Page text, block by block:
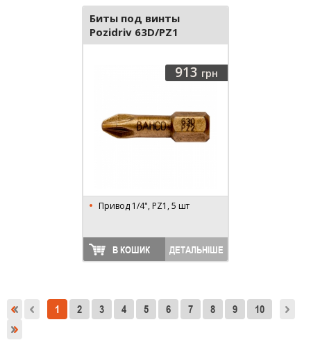
Биты под винты
Pozidriv 63D/PZ1
913 грн
Привод 1/4", PZ1, 5 шт
В КОШИК ДЕТАЛЬНІШЕ
1 2 3 4 5 6 7 8 9 10